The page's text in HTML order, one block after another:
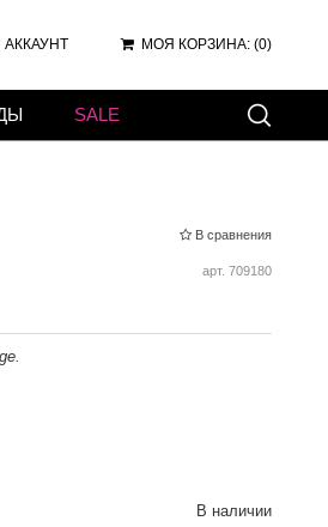
АККАУНТ МОЯ КОРЗИНА: (0)
В сравнения
арт. 709180
В наличии
SALE